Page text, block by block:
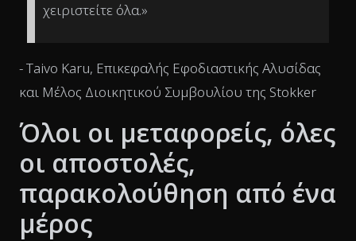
χειριστείτε όλα.»
- Taivo Karu, Επικεφαλής Εφοδιαστικής Αλυσίδας
και Μέλος Διοικητικού Συμβουλίου της Stokker
Όλοι οι μεταφορείς, όλες
οι αποστολές,
παρακολούθηση από ένα
μέρος